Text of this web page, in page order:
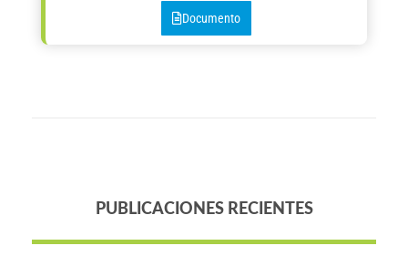
Documento
PUBLICACIONES RECIENTES